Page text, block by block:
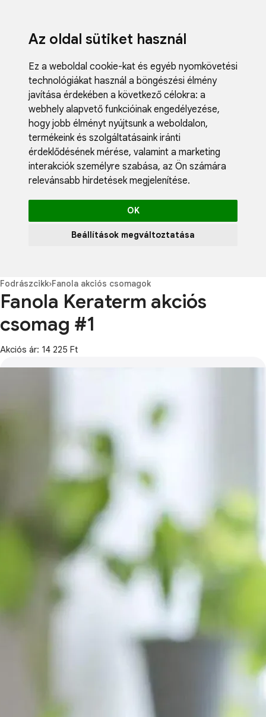
Az oldal sütiket használ
Ez a weboldal cookie-kat és egyéb nyomkövetési
technológiákat használ a böngészési élmény
javítása érdekében a következő célokra: a
webhely alapvető funkcióinak engedélyezése,
hogy jobb élményt nyújtsunk a weboldalon,
termékeink és szolgáltatásaink iránti
érdeklődésének mérése, valamint a marketing
interakciók személyre szabása, az Ön számára
relevánsabb hirdetések megjelenítése.
OK
Beállítások megváltoztatása
Blog
Fodrászcikk›Fanola akciós csomagok
Fanola Keraterm akciós
csomag #1
Akciós ár: 14 225 Ft